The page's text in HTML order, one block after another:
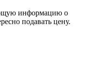
информацию о
подавать цену.